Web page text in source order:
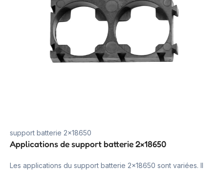
support batterie 2×18650
Applications de support batterie 2×18650
Les applications du support batterie 2×18650 sont variées. Il